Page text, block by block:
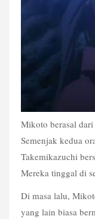
Mikoto berasal dari
Semenjak kedua
Takemikazuchi
Mereka tinggal di
Di masa lalu,
yang lain biasa